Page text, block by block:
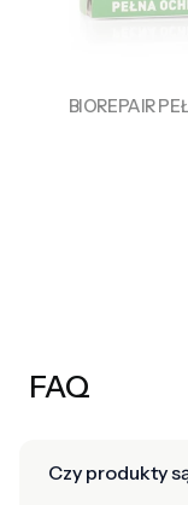
BIOREPAIR
FAQ
Czy produkty